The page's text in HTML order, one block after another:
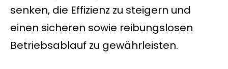
senken, die Effizienz zu steigern und
einen sicheren sowie reibungslosen
Betriebsablauf zu gewährleisten.